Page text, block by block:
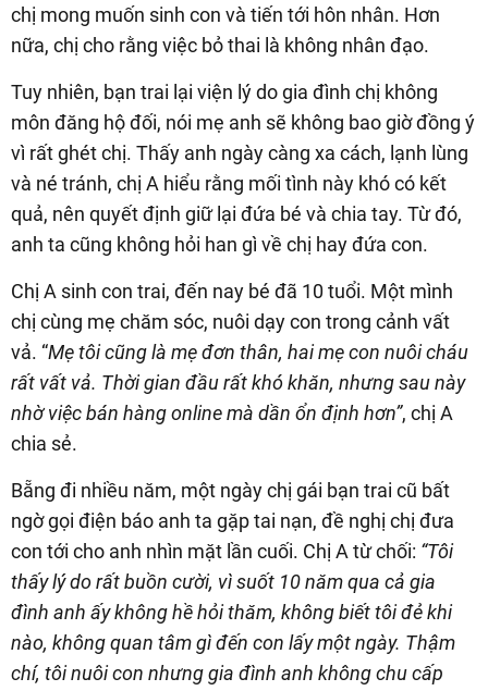
chị mong muốn sinh con và tiến tới hôn nhân. Hơn
nữa, chị cho rằng việc bỏ thai là không nhân đạo.
Tuy nhiên, bạn trai lại viện lý do gia đình chị không
môn đăng hộ đối, nói mẹ anh sẽ không bao giờ đồng ý
vì rất ghét chị. Thấy anh ngày càng xa cách, lạnh lùng
và né tránh, chị A hiểu rằng mối tình này khó có kết
quả, nên quyết định giữ lại đứa bé và chia tay. Từ đó,
anh ta cũng không hỏi han gì về chị hay đứa con.
Chị A sinh con trai, đến nay bé đã 10 tuổi. Một mình
chị cùng mẹ chăm sóc, nuôi dạy con trong cảnh vất
vả. “Mẹ tôi cũng là mẹ đơn thân, hai mẹ con nuôi cháu
rất vất vả. Thời gian đầu rất khó khăn, nhưng sau này
nhờ việc bán hàng online mà dần ổn định hơn”, chị A
chia sẻ.
Bẵng đi nhiều năm, một ngày chị gái bạn trai cũ bất
ngờ gọi điện báo anh ta gặp tai nạn, đề nghị chị đưa
con tới cho anh nhìn mặt lần cuối. Chị A từ chối: “Tôi
thấy lý do rất buồn cười, vì suốt 10 năm qua cả gia
đình anh ấy không hề hỏi thăm, không biết tôi đẻ khi
nào, không quan tâm gì đến con lấy một ngày. Thậm
chí, tôi nuôi con nhưng gia đình anh không chu cấp